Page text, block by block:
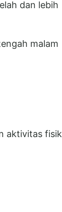
dan lebih
malam
aktivitas fisik